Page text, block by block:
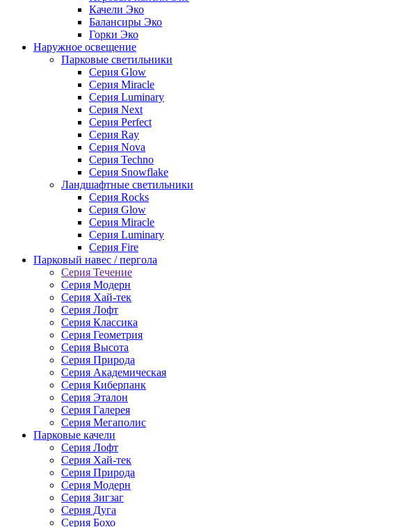
Качели Эко
Балансиры Эко
Горки Эко
Наружное освещение
Парковые светильники
Серия Glow
Серия Miracle
Серия Luminary
Серия Next
Серия Perfect
Серия Ray
Серия Nova
Серия Techno
Серия Snowflake
Ландшафтные светильники
Серия Rocks
Серия Glow
Серия Miracle
Серия Luminary
Серия Fire
Парковый навес / пергола
Серия Течение
Серия Модерн
Серия Хай-тек
Серия Лофт
Серия Классика
Серия Геометрия
Серия Высота
Серия Природа
Серия Академическая
Серия Киберпанк
Серия Эталон
Серия Галерея
Серия Мегаполис
Парковые качели
Серия Лофт
Серия Хай-тек
Серия Природа
Серия Модерн
Серия Зигзаг
Серия Дуга
Серия Бохо